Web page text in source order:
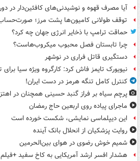
آیا مصرف قهوه و نوشیدنی‌های کافئین‌دار در
توقف طولانی کامیون‌ها پشت مرز؛
حماقت ترامپ با ذخایر انرژی جهان چه کرد؟
چرا تابستان فصل محبوب میکروب‌هاست؟
دستگیری قاتل فراری در نوشهر
نیویورک تایمز فاش کرد: کارگروه ویژه سیا برای
کنترل کامل تنگه هرمز در دست ایران!
پرچم سیاه بر فراز گنبد حسینی همچنان در
ماجرای پیاده روی اربعین حاج رمضان
این دیپلماسی نمایشی، شکست خورده است
روایت پزشکیان از انحلال بانک آینده
شمیم خوش رضوی در هوای بین‌الحرمین
هشدار افسر ارشد آمریکایی به کاخ سفید +فیلم